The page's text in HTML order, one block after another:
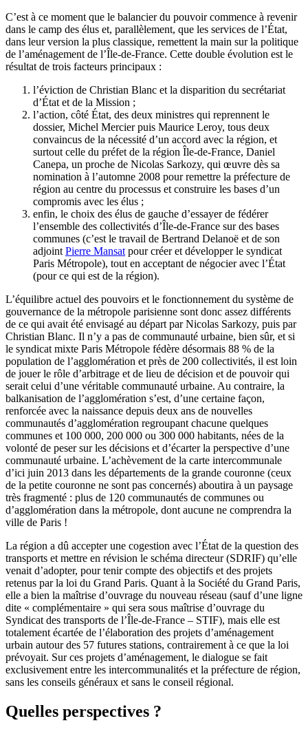
C’est à ce moment que le balancier du pouvoir commence à revenir
dans le camp des élus et, parallèlement, que les services de l’État,
dans leur version la plus classique, remettent la main sur la politique
de l’aménagement de l’Île-de-France. Cette double évolution est le
résultat de trois facteurs principaux :
l’éviction de Christian Blanc et la disparition du secrétariat
d’État et de la Mission ;
l’action, côté État, des deux ministres qui reprennent le
dossier, Michel Mercier puis Maurice Leroy, tous deux
convaincus de la nécessité d’un accord avec la région, et
surtout celle du préfet de la région Île-de-France, Daniel
Canepa, un proche de Nicolas Sarkozy, qui œuvre dès sa
nomination à l’automne 2008 pour remettre la préfecture de
région au centre du processus et construire les bases d’un
compromis avec les élus ;
enfin, le choix des élus de gauche d’essayer de fédérer
l’ensemble des collectivités d’Île-de-France sur des bases
communes (c’est le travail de Bertrand Delanoë et de son
adjointPierre Mansatpour créer et développer le syndicat
Paris Métropole), tout en acceptant de négocier avec l’État
(pour ce qui est de la région).
L’équilibre actuel des pouvoirs et le fonctionnement du système de
gouvernance de la métropole parisienne sont donc assez différents
de ce qui avait été envisagé au départ par Nicolas Sarkozy, puis par
Christian Blanc. Il n’y a pas de communauté urbaine, bien sûr, et si
le syndicat mixte Paris Métropole fédère désormais 88 % de la
population de l’agglomération et près de 200 collectivités, il est loin
de jouer le rôle d’arbitrage et de lieu de décision et de pouvoir qui
serait celui d’une véritable communauté urbaine. Au contraire, la
balkanisation de l’agglomération s’est, d’une certaine façon,
renforcée avec la naissance depuis deux ans de nouvelles
communautés d’agglomération regroupant chacune quelques
communes et 100 000, 200 000 ou 300 000 habitants, nées de la
volonté de peser sur les décisions et d’écarter la perspective d’une
communauté urbaine. L’achèvement de la carte intercommunale
d’ici juin 2013 dans les départements de la grande couronne (ceux
de la petite couronne ne sont pas concernés) aboutira à un paysage
très fragmenté : plus de 120 communautés de communes ou
d’agglomération dans la métropole, dont aucune ne comprendra la
ville de Paris !
La région a dû accepter une cogestion avec l’État de la question des
transports et mettre en révision le schéma directeur (SDRIF) qu’elle
venait d’adopter, pour tenir compte des objectifs et des projets
retenus par la loi du Grand Paris. Quant à la Société du Grand Paris,
elle a bien la maîtrise d’ouvrage du nouveau réseau (sauf d’une ligne
dite « complémentaire » qui sera sous maîtrise d’ouvrage du
Syndicat des transports de l’Île-de-France – STIF), mais elle est
totalement écartée de l’élaboration des projets d’aménagement
urbain autour des 57 futures stations, contrairement à ce que la loi
prévoyait. Sur ces projets d’aménagement, le dialogue se fait
exclusivement entre les intercommunalités et la préfecture de région,
sans les conseils généraux et sans le conseil régional.
Quelles perspectives ?